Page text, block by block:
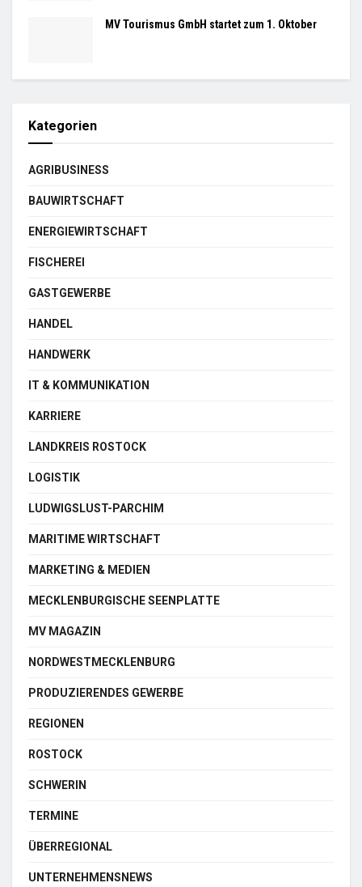
MV Tourismus GmbH startet zum 1. Oktober
Kategorien
AGRIBUSINESS
BAUWIRTSCHAFT
ENERGIEWIRTSCHAFT
FISCHEREI
GASTGEWERBE
HANDEL
HANDWERK
IT & KOMMUNIKATION
KARRIERE
LANDKREIS ROSTOCK
LOGISTIK
LUDWIGSLUST-PARCHIM
MARITIME WIRTSCHAFT
MARKETING & MEDIEN
MECKLENBURGISCHE SEENPLATTE
MV MAGAZIN
NORDWESTMECKLENBURG
PRODUZIERENDES GEWERBE
REGIONEN
ROSTOCK
SCHWERIN
TERMINE
ÜBERREGIONAL
UNTERNEHMENSNEWS